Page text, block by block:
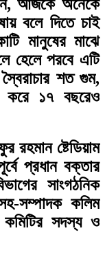
আজকে অনেকে
বলে দিতে চাই
মানুষের মাঝে
হেলে পরবে এটি
শত গুম,
করে ১৭ বছরেও
রহমান ষ্টেডিয়াম
প্রধান বক্তার
সাংগঠনিক
সম্পাদক কলিম
কমিটির সদস্য ও